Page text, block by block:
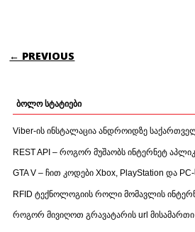
POST NAVIGATION
← PREVIOUS
ბოლო სტატიები
Viber-ის ინსტალაცია ანდროიდზე
REST API – როგორ მუშაობს ინტერნეტ
GTA V – ჩით კოდები Xbox, PlayStation და
RFID ტექნოლოგიის როლი მომავლის
როგორ მივიღოთ გრავატარის url მისამართი